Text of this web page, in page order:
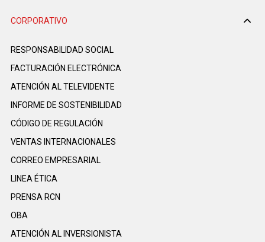
CORPORATIVO
RESPONSABILIDAD SOCIAL
FACTURACIÓN ELECTRÓNICA
ATENCIÓN AL TELEVIDENTE
INFORME DE SOSTENIBILIDAD
CÓDIGO DE REGULACIÓN
VENTAS INTERNACIONALES
CORREO EMPRESARIAL
LINEA ÉTICA
PRENSA RCN
OBA
ATENCIÓN AL INVERSIONISTA